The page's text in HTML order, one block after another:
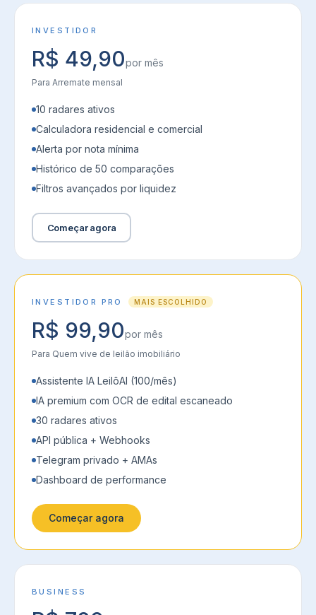
INVESTIDOR
R$ 49,90por mês
Para Arremate mensal
10 radares ativos
Calculadora residencial e comercial
Alerta por nota mínima
Histórico de 50 comparações
Filtros avançados por liquidez
Começar agora
INVESTIDOR PRO MAIS ESCOLHIDO
R$ 99,90por mês
Para Quem vive de leilão imobiliário
Assistente IA LeilôAI (100/mês)
IA premium com OCR de edital escaneado
30 radares ativos
API pública + Webhooks
Telegram privado + AMAs
Dashboard de performance
Começar agora
BUSINESS